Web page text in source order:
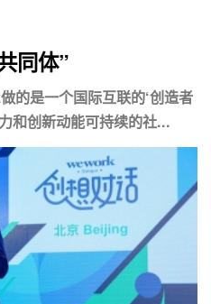
同体”
的是一个国际互联的‘创造者
和创新动能可持续的社...